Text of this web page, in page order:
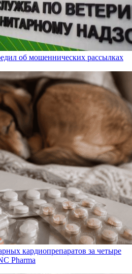
об мошеннических рассылках
кардиопрепаратов за четыре
Pharma